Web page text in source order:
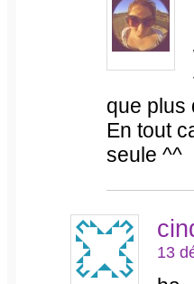
que plus
En tout
seule ^^
13